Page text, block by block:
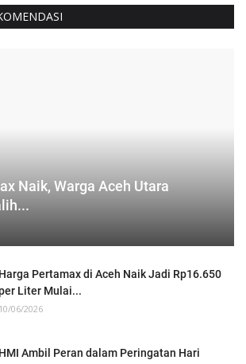
Naik, Warga Aceh Utara
Harga Pertamax di Aceh Naik Jadi Rp16.650
Liter Mulai...
10/06/2026
HMI Ambil Peran dalam Peringatan Hari